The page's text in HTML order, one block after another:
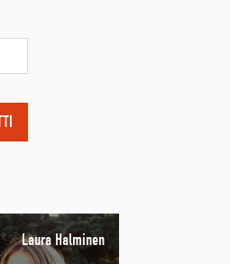
Laura Halminen